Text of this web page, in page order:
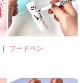
｜ フードペン